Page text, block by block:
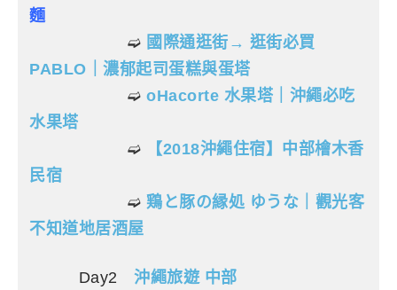
麵
➫ 國際通逛街→ 逛街必買
PABLO｜濃郁起司蛋糕與蛋塔
➫ oHacorte 水果塔｜沖繩必吃
水果塔
➫
【2018沖繩住宿】中部檜木香
民宿
➫ 鶏と豚の縁処 ゆうな｜觀光客
不知道地居酒屋
Day2 沖繩旅遊 中部